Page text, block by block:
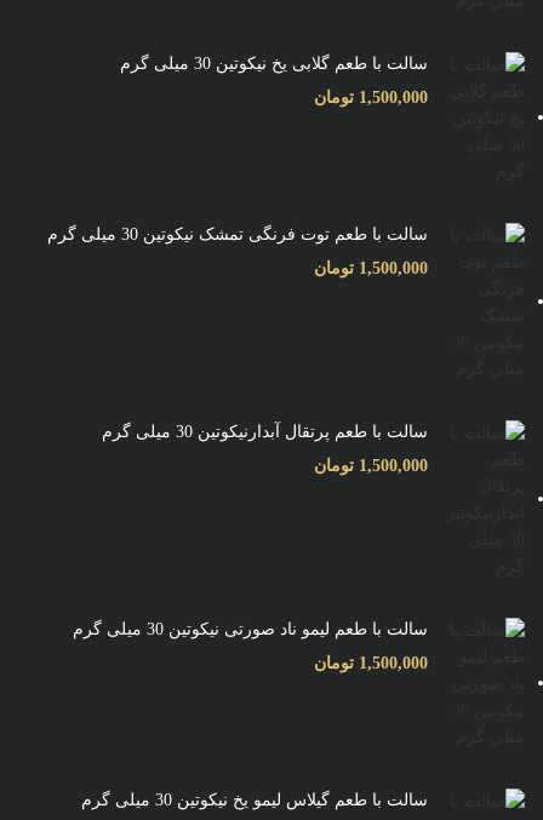
سالت با طعم گلابی یخ نیکوتین 30 میلی گرم
1,500,000 تومان
سالت با طعم توت فرنگی تمشک نیکوتین 30 میلی گرم
1,500,000 تومان
سالت با طعم پرتقال آبدارنیکوتین 30 میلی گرم
1,500,000 تومان
سالت با طعم لیمو ناد صورتی نیکوتین 30 میلی گرم
1,500,000 تومان
سالت با طعم گیلاس لیمو یخ نیکوتین 30 میلی گرم